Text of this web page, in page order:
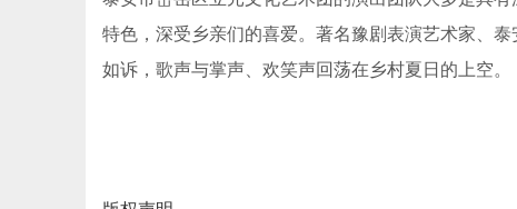
特色，深受乡亲们的喜爱。著名豫剧表演艺术家、
如诉，歌声与掌声、欢笑声回荡在乡村夏日的上空。